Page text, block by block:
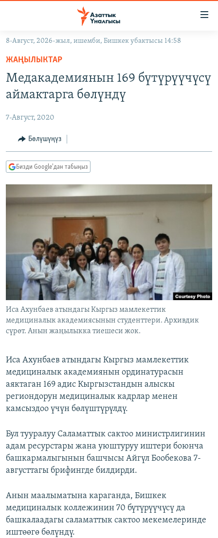
Навигацияга
өтүңүз
Издөөгө
салыңыз
ЭКОНОМИКА
МАДАНИЯТ
ДҮЙНӨ
БОРБОР АЗИЯ
АТАЙЫН ИЛИКТӨӨ
ТВ ПРОГРАММАЛАР
ЭКСПЕРТТЕР ТАЛДАЙТ
БИЗ ЖАНА ДҮЙНӨ
АЗАТТЫК+
ЫҢГАЙСЫЗ СУРООЛОР
ӨЗГӨЧӨ ПИКИР
Русский
ЭЕ/АРнун бардык сайттары
8-Август, 2026-жыл, ишемби, Бишкек убактысы 14:58
ЖАҢЫЛЫКТАР
Медакадемиянын 169 бүтүрүүчүсү
аймактарга бөлүндү
7-Август, 2020
Бөлүшүңүз
Бизди Google'дан табыңыз
Иса Ахунбаев атындагы Кыргыз мамлекеттик
медициналык академиясынын студенттери. Архивдик
сүрөт. Анын жаңылыкка тиешеси жок.
Иса Ахунбаев атындагы Кыргыз мамлекеттик
медициналык академиянын ординатурасын
аяктаган 169 адис Кыргызстандын алыскы
региондорун медициналык кадрлар менен
камсыздоо үчүн бөлүштүрүлдү.
Бул тууралуу Саламаттык сактоо министрлигинин
адам ресурстары жана уюштуруу иштери боюнча
башкармалыгынын башчысы Айгүл Бообекова 7-
августтагы брифингде билдирди.
Анын маалыматына караганда, Бишкек
медициналык коллежинин 70 бүтүрүүчүсү да
башкалаадагы саламаттык сактоо мекемелеринде
иштөөгө бөлүндү.